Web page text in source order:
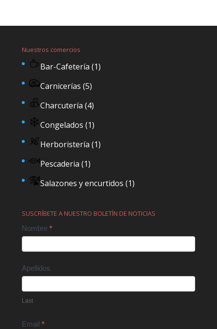
Nuestros comercios
Bar-Cafetería (1)
Carnicerías (5)
Charcutería (4)
Congelados (1)
Herboristería (1)
Pescaderia (1)
Salazones y encurtidos (1)
SUSCRÍBETE A NUESTRO BOLETÍN DE NOTICIAS
Contact
Nombre *
Apellidos
Last
Email *